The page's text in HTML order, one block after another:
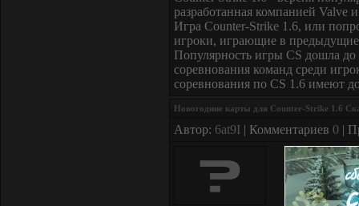
разработанная компанией Valve
Игра Counter-Strike 1.6, или
игроки, играющие в предыдущие
Популярность игры CS дошла до
соревнования команд среди
соревнования по CS 1.6 имеют
Новогодние карты для Counter-Strike 1.6
Автор: 6at9I | Комментариев 0 |